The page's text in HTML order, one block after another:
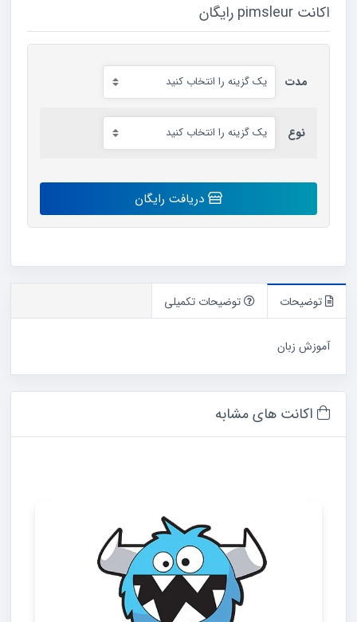
اکانت pimsleur رایگان
مدت
نوع
اکانت
رایگان
دریافت رایگان
توضیحات توضیحات تکمیلی
آموزش زبان
اکانت های مشابه